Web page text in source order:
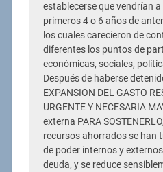
establecerse que vendrían
primeros 4 o 6 años de
los cuales carecieron de
diferentes los puntos de
económicas, sociales,
Después de haberse
EXPANSION DEL GASTO
URGENTE Y NECESARIA
externa PARA
recursos ahorrados se han
de poder internos y
deuda, y se reduce